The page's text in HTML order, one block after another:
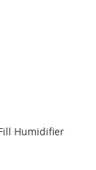
Humidifier